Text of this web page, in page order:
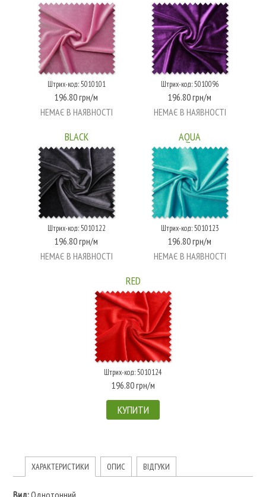
Штрих-код: 5010101
196.80 грн/м
НЕМАЄ В НАЯВНОСТІ
Штрих-код: 5010096
196.80 грн/м
НЕМАЄ В НАЯВНОСТІ
BLACK
Штрих-код: 5010122
196.80 грн/м
НЕМАЄ В НАЯВНОСТІ
AQUA
Штрих-код: 5010123
196.80 грн/м
НЕМАЄ В НАЯВНОСТІ
RED
Штрих-код: 5010124
196.80 грн/м
КУПИТИ
ХАРАКТЕРИСТИКИ ОПИС ВІДГУКИ
Вид:Однотонний